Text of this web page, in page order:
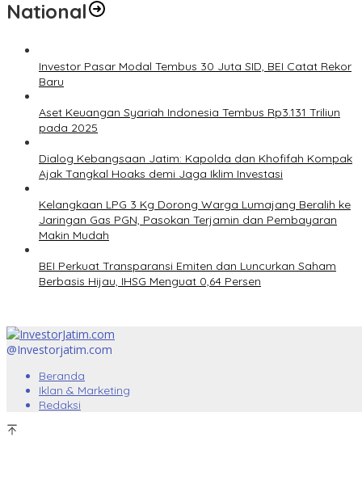
National
Investor Pasar Modal Tembus 30 Juta SID, BEI Catat Rekor
Baru
Aset Keuangan Syariah Indonesia Tembus Rp3.131 Triliun
pada 2025
Dialog Kebangsaan Jatim: Kapolda dan Khofifah Kompak
Ajak Tangkal Hoaks demi Jaga Iklim Investasi
Kelangkaan LPG 3 Kg Dorong Warga Lumajang Beralih ke
Jaringan Gas PGN, Pasokan Terjamin dan Pembayaran
Makin Mudah
BEI Perkuat Transparansi Emiten dan Luncurkan Saham
Berbasis Hijau, IHSG Menguat 0,64 Persen
@Investorjatim.com
Beranda
Iklan & Marketing
Redaksi